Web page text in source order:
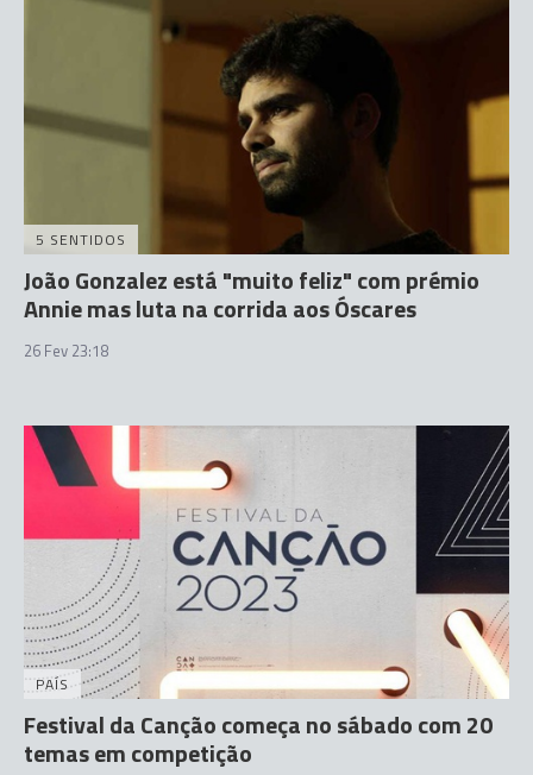
5 SENTIDOS
João Gonzalez está "muito feliz" com prémio
Annie mas luta na corrida aos Óscares
26 Fev 23:18
PAÍS
Festival da Canção começa no sábado com 20
temas em competição